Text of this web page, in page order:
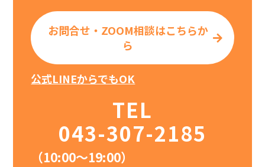
お問合せ・ZOOM相談はこちらか
ら
公式LINEからでもOK
TEL
043-307-2185
（10:00〜19:00）